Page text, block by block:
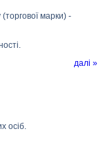
марки) -
далі »
осіб.